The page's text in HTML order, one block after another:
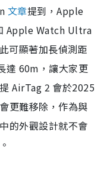
文章提到，Apple
Apple Watch Ultra
可顯著加長偵測距
達 60m，讓大家更
AirTag 2 會於2025
更難移除，作為與
的外觀設計就不會